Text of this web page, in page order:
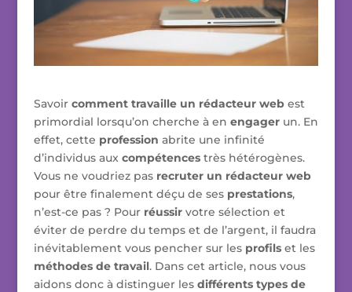
Savoir comment travaille un rédacteur webest
primordial lorsqu’on cherche à en engagerun. En
effet, cette profession abrite une infinité
d’individus aux compétencestrès hétérogènes.
Vous ne voudriez pas recruter un rédacteur web
pour être finalement déçu de ses prestations,
n’est-ce pas ? Pour réussirvotre sélection et
éviter de perdre du temps et de l’argent, il faudra
inévitablement vous pencher sur les profilset les
méthodes de travail. Dans cet article, nous vous
aidons donc à distinguer les différents types de